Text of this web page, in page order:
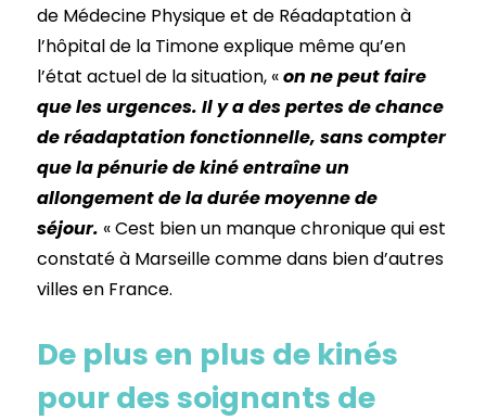
de Médecine Physique et de Réadaptation à
l’hôpital de la Timone explique même qu’en
l’état actuel de la situation, «on ne peut faire
que les urgences. Il y a des pertes de chance
de réadaptation fonctionnelle, sans compter
que la pénurie de kiné entraîne un
allongement de la durée moyenne de
séjour. « Cest bien un manque chronique qui est
constaté à Marseille comme dans bien d’autres
villes en France.
De plus en plus de kinés
pour des soignants de